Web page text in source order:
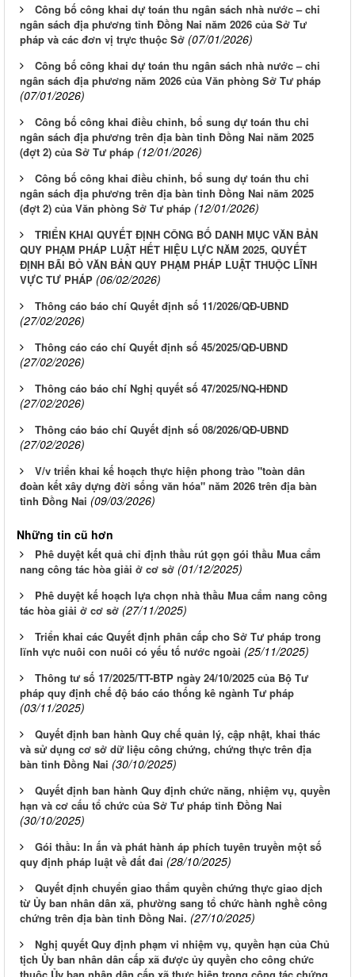
Công bố công khai dự toán thu ngân sách nhà nước – chi
ngân sách địa phương tỉnh Đồng Nai năm 2026 của Sở Tư
pháp và các đơn vị trực thuộc Sở (07/01/2026)
Công bố công khai dự toán thu ngân sách nhà nước – chi
ngân sách địa phương năm 2026 của Văn phòng Sở Tư pháp
(07/01/2026)
Công bố công khai điều chỉnh, bổ sung dự toán thu chi
ngân sách địa phương trên địa bàn tỉnh Đồng Nai năm 2025
(đợt 2) của Sở Tư pháp (12/01/2026)
Công bố công khai điều chỉnh, bổ sung dự toán thu chi
ngân sách địa phương trên địa bàn tỉnh Đồng Nai năm 2025
(đợt 2) của Văn phòng Sở Tư pháp (12/01/2026)
TRIỂN KHAI QUYẾT ĐỊNH CÔNG BỐ DANH MỤC VĂN BẢN
QUY PHẠM PHÁP LUẬT HẾT HIỆU LỰC NĂM 2025, QUYẾT
ĐỊNH BÃI BỎ VĂN BẢN QUY PHẠM PHÁP LUẬT THUỘC LĨNH
VỰC TƯ PHÁP (06/02/2026)
Thông cáo báo chí Quyết định số 11/2026/QĐ-UBND
(27/02/2026)
Thông cáo cáo chí Quyết định số 45/2025/QĐ-UBND
(27/02/2026)
Thông cáo báo chí Nghị quyết số 47/2025/NQ-HĐND
(27/02/2026)
Thông cáo báo chí Quyết định số 08/2026/QĐ-UBND
(27/02/2026)
V/v triển khai kế hoạch thực hiện phong trào "toàn dân
đoàn kết xây dựng đời sống văn hóa" năm 2026 trên địa bàn
tỉnh Đồng Nai (09/03/2026)
Những tin cũ hơn
Phê duyệt kết quả chỉ định thầu rút gọn gói thầu Mua cẩm
nang công tác hòa giải ở cơ sở (01/12/2025)
Phê duyệt kế hoạch lựa chọn nhà thầu Mua cẩm nang công
tác hòa giải ở cơ sở (27/11/2025)
Triển khai các Quyết định phân cấp cho Sở Tư pháp trong
lĩnh vực nuôi con nuôi có yếu tố nước ngoài (25/11/2025)
Thông tư số 17/2025/TT-BTP ngày 24/10/2025 của Bộ Tư
pháp quy định chế độ báo cáo thống kê ngành Tư pháp
(03/11/2025)
Quyết định ban hành Quy chế quản lý, cập nhật, khai thác
và sử dụng cơ sở dữ liệu công chứng, chứng thực trên địa
bàn tỉnh Đồng Nai (30/10/2025)
Quyết định ban hành Quy định chức năng, nhiệm vụ, quyền
hạn và cơ cấu tổ chức của Sở Tư pháp tỉnh Đồng Nai
(30/10/2025)
Gói thầu: In ấn và phát hành áp phích tuyên truyền một số
quy định pháp luật về đất đai (28/10/2025)
Quyết định chuyển giao thẩm quyền chứng thực giao dịch
từ Ủy ban nhân dân xã, phường sang tổ chức hành nghề công
chứng trên địa bàn tỉnh Đồng Nai. (27/10/2025)
Nghị quyết Quy định phạm vi nhiệm vụ, quyền hạn của Chủ
tịch Ủy ban nhân dân cấp xã được ủy quyền cho công chức